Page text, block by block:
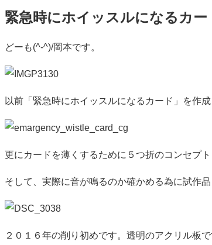
緊急時にホイッスルになるカ
標
どーも(^-^)/岡本です。
以前「緊急時にホイッスルになるカード」を作
更にカードを薄くするために５つ折のコンセプ
そして、実際に音が鳴るのか確かめる為に試作品
２０１６年の削り初めです。透明のアクリル板で